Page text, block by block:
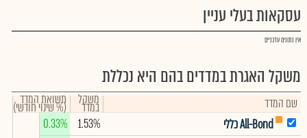
עסקאות בעלי עניין
אין נתונים עדכניים
משקל האגרת במדדים בהם היא נכללת
שם המדד משקל
במדד תשואת המדד
(% שינוי חודשי)
All-Bond כללי
1.53%
0.33%